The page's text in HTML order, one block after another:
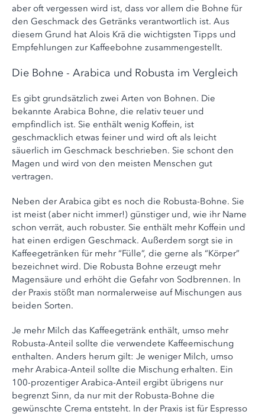
aber oft vergessen wird ist, dass vor allem die Bohne für
den Geschmack des Getränks verantwortlich ist. Aus
diesem Grund hat Alois Krä die wichtigsten Tipps und
Empfehlungen zur Kaffeebohne zusammengestellt.
Die Bohne - Arabica und Robusta im Vergleich
Es gibt grundsätzlich zwei Arten von Bohnen. Die
bekannte Arabica Bohne, die relativ teuer und
empfindlich ist. Sie enthält wenig Koffein, ist
geschmacklich etwas feiner und wird oft als leicht
säuerlich im Geschmack beschrieben. Sie schont den
Magen und wird von den meisten Menschen gut
vertragen.
Neben der Arabica gibt es noch die Robusta-Bohne. Sie
ist meist (aber nicht immer!) günstiger und, wie ihr Name
schon verrät, auch robuster. Sie enthält mehr Koffein und
hat einen erdigen Geschmack. Außerdem sorgt sie in
Kaffeegetränken für mehr “Fülle”, die gerne als “Körper”
bezeichnet wird. Die Robusta Bohne erzeugt mehr
Magensäure und erhöht die Gefahr von Sodbrennen. In
der Praxis stößt man normalerweise auf Mischungen aus
beiden Sorten.
Je mehr Milch das Kaffeegetränk enthält, umso mehr
Robusta-Anteil sollte die verwendete Kaffeemischung
enthalten. Anders herum gilt: Je weniger Milch, umso
mehr Arabica-Anteil sollte die Mischung erhalten. Ein
100-prozentiger Arabica-Anteil ergibt übrigens nur
begrenzt Sinn, da nur mit der Robusta-Bohne die
gewünschte Crema entsteht. In der Praxis ist für Espresso